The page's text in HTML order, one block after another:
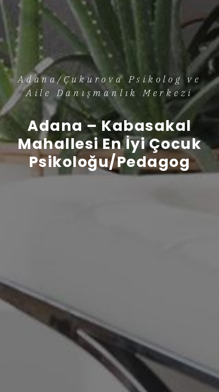
Adana/Çukurova Psikolog ve
Aile Danışmanlık Merkezi
Adana – Kabasakal
Mahallesi En İyi Çocuk
Psikoloğu/Pedagog